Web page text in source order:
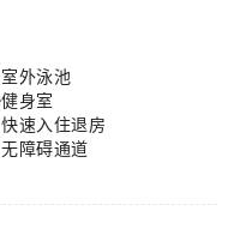
室外泳池
健身室
快速入住退房
无障碍通道